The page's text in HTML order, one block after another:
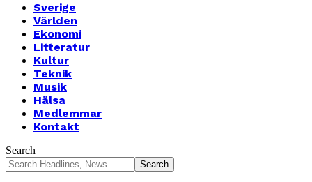
Sverige
Världen
Ekonomi
Litteratur
Kultur
Teknik
Musik
Hälsa
Medlemmar
Kontakt
Search